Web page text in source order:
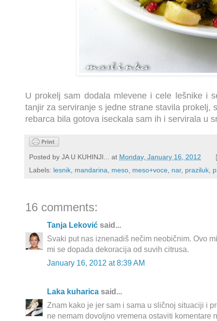
U prokelj sam dodala mlevene i cele lešnike i
tanjir za serviranje s jedne strane stavila prokelj,
rebarca bila gotova iseckala sam ih i servirala u
Posted by JA U KUHINJI... at Monday, January 16, 2012
Labels: lesnik, mandarina, meso, meso+voce, nar, praziluk,
16 comments:
Tanja Leković said...
Svaki put nas iznenadiš nečim neobičnim. Ovo
mi se dopada dekoracija od suvih citrusa.
January 16, 2012 at 8:39 AM
Laka kuharica said...
Znam kako je jer sam i sama u sličnoj situaciji i
ne nemam dovoljno vremena ostaviti komentare